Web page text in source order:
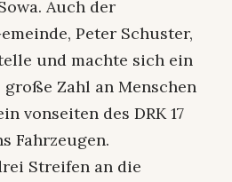
Auch der
Peter Schuster,
und machte sich ein
Zahl an Menschen
vonseiten des DRK 17
Fahrzeugen.
Streifen an die